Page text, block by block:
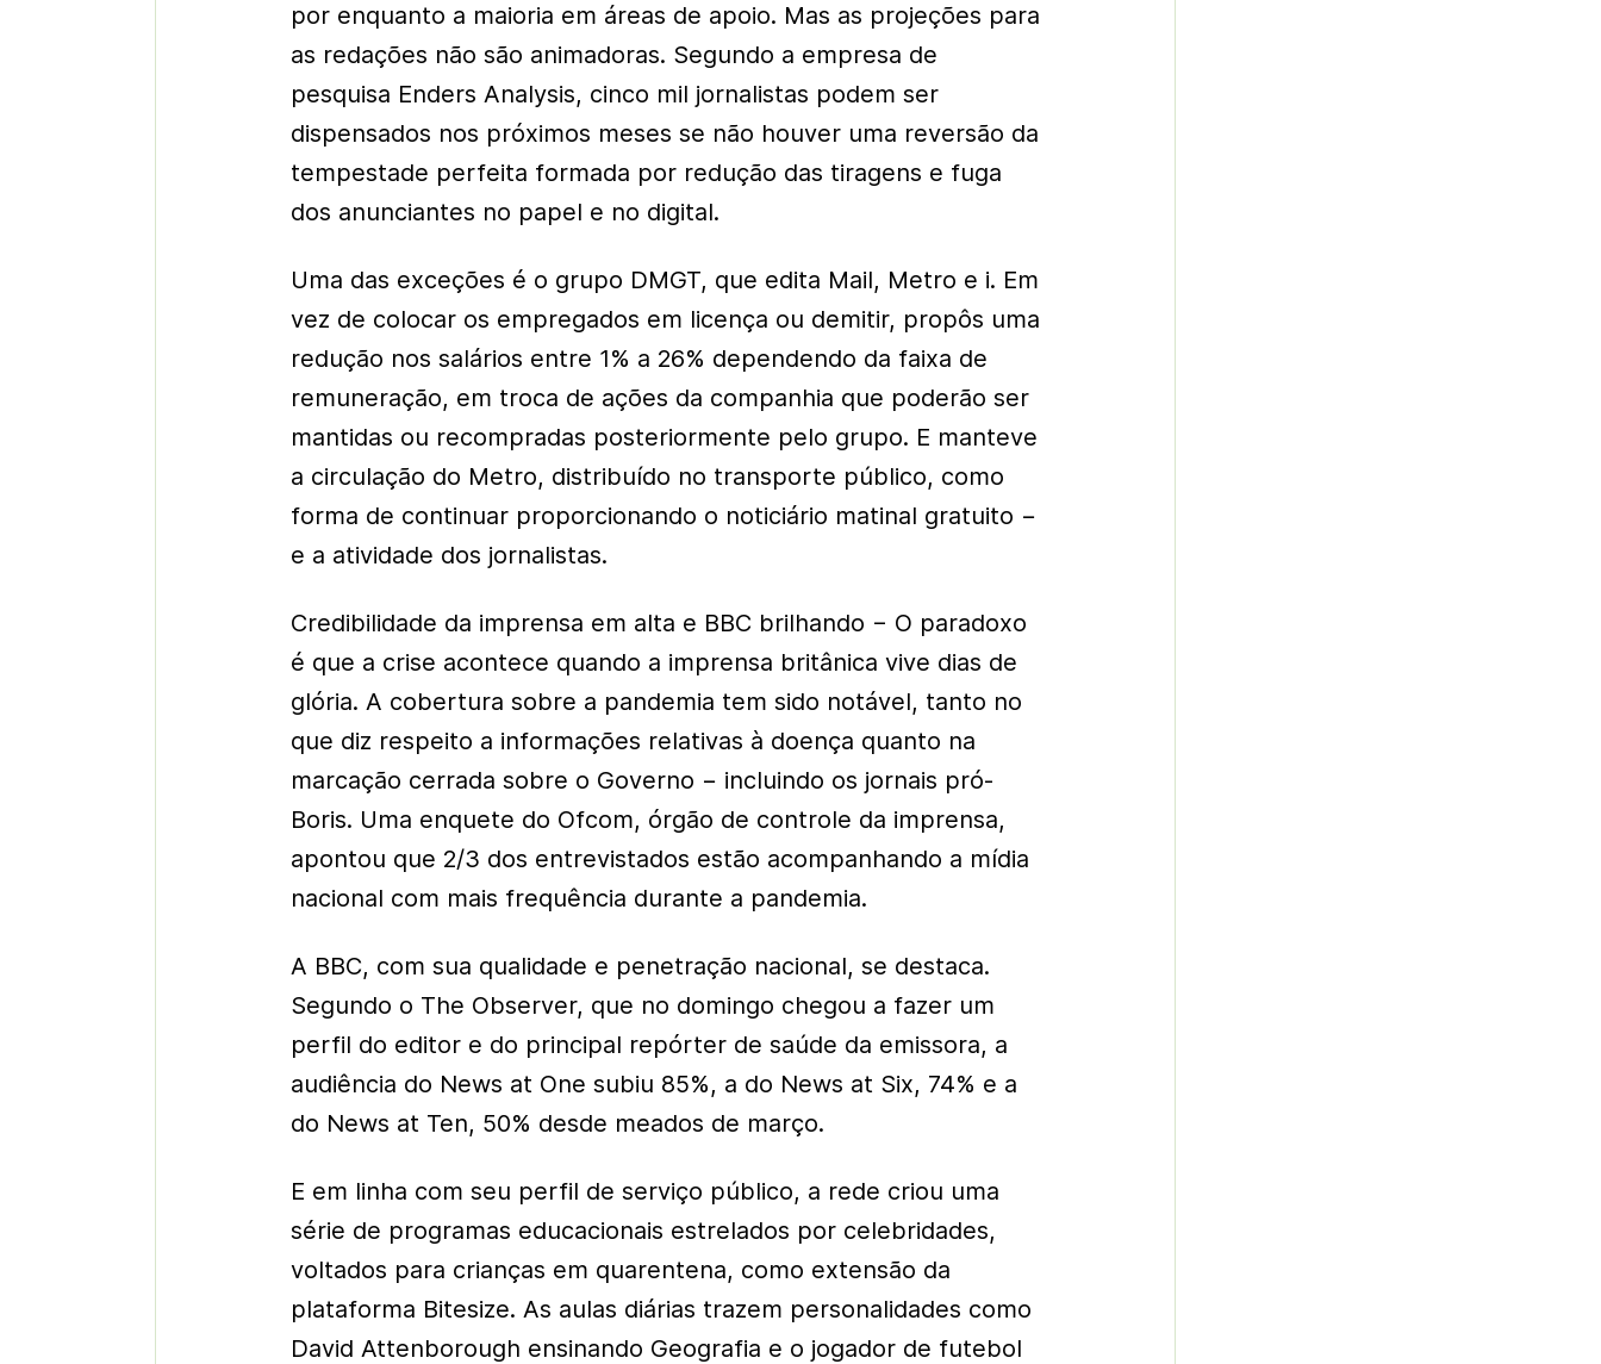
por enquanto a maioria em áreas de apoio. Mas as projeções para
as redações não são animadoras. Segundo a empresa de
pesquisa Enders Analysis, cinco mil jornalistas podem ser
dispensados nos próximos meses se não houver uma reversão da
tempestade perfeita formada por redução das tiragens e fuga
dos anunciantes no papel e no digital.
Uma das exceções é o grupo DMGT, que edita Mail, Metro e i. Em
vez de colocar os empregados em licença ou demitir, propôs uma
redução nos salários entre 1% a 26% dependendo da faixa de
remuneração, em troca de ações da companhia que poderão ser
mantidas ou recompradas posteriormente pelo grupo. E manteve
a circulação do Metro, distribuído no transporte público, como
forma de continuar proporcionando o noticiário matinal gratuito −
e a atividade dos jornalistas.
Credibilidade da imprensa em alta e BBC brilhando − O paradoxo
é que a crise acontece quando a imprensa britânica vive dias de
glória. A cobertura sobre a pandemia tem sido notável, tanto no
que diz respeito a informações relativas à doença quanto na
marcação cerrada sobre o Governo − incluindo os jornais pró-
Boris. Uma enquete do Ofcom, órgão de controle da imprensa,
apontou que 2/3 dos entrevistados estão acompanhando a mídia
nacional com mais frequência durante a pandemia.
A BBC, com sua qualidade e penetração nacional, se destaca.
Segundo o The Observer, que no domingo chegou a fazer um
perfil do editor e do principal repórter de saúde da emissora, a
audiência do News at One subiu 85%, a do News at Six, 74% e a
do News at Ten, 50% desde meados de março.
E em linha com seu perfil de serviço público, a rede criou uma
série de programas educacionais estrelados por celebridades,
voltados para crianças em quarentena, como extensão da
plataforma Bitesize. As aulas diárias trazem personalidades como
David Attenborough ensinando Geografia e o jogador de futebol